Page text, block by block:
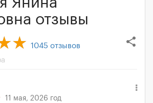
отзывы
share
1045 отзывов
11 мая, 2026 год